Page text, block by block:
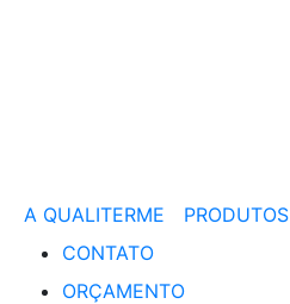
A QUALITERME PRODUTOS
CONTATO
ORÇAMENTO